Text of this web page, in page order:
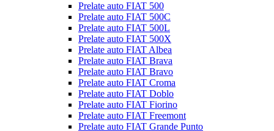
Prelate auto FIAT 500
Prelate auto FIAT 500C
Prelate auto FIAT 500L
Prelate auto FIAT 500X
Prelate auto FIAT Albea
Prelate auto FIAT Brava
Prelate auto FIAT Bravo
Prelate auto FIAT Croma
Prelate auto FIAT Doblo
Prelate auto FIAT Fiorino
Prelate auto FIAT Freemont
Prelate auto FIAT Grande Punto